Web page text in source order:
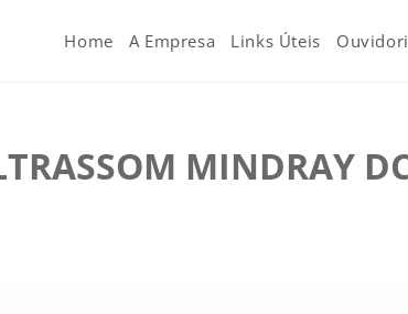
Home A Empresa Links Úteis
MINDRAY